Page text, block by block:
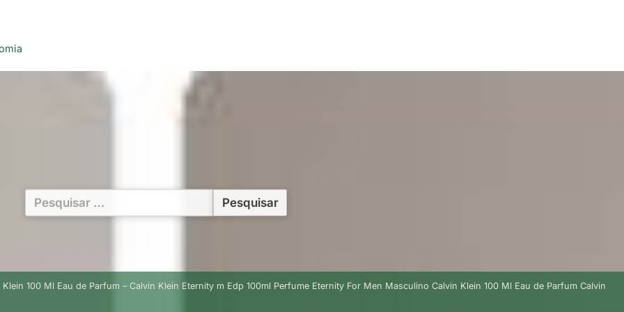
Pesquisar
por:
100 Ml Eau de Parfum – Calvin Klein Eternity m Edp 100ml Perfume Eternity For Men Masculino Calvin Klein 100 Ml Eau de Parfum Calvin